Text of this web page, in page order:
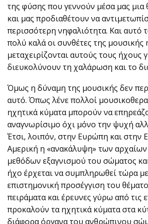
της φύσης που γεννούν μέσα μας μια
και μας προδιαθέτουν να
περισσότερη νηφαλιότητα. Και αυτό
πολύ καλά οι συνθέτες της μουσικής
μεταχειρίζονται αυτούς τους ήχους
διευκολύνουν τη χαλάρωση και το
Όμως η δύναμη της μουσικής δεν
αυτό. Όπως λένε πολλοί
ηχητικά κύματα μπορούν να
αναγνωρίσιμο όχι μόνο την ψυχή
Έτσι, λοιπόν, στην Ευρώπη και στην
Αμερική η «ανακάλυψη» των
μεθόδων εξαγνισμού του σώματος
ήχο έρχεται να συμπληρωθεί τώρα
επιστημονική προσέγγιση του
πειράματα και έρευνες γύρω από τις
προκαλούν τα ηχητικά κύματα στα
διάφορα όργανα του ανθρώπινου